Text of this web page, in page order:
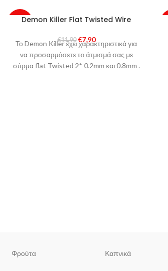
-34%Demon Killer Flat Twisted Wire
€11,90 €7,90
Το Demon Killer έχει χαρακτηριστικά για
να προσαρμόσετε το άτμισμά σας με
σύρμα flat Twisted 2* 0.2mm και 0.8mm .
Φρούτα Καπνικά